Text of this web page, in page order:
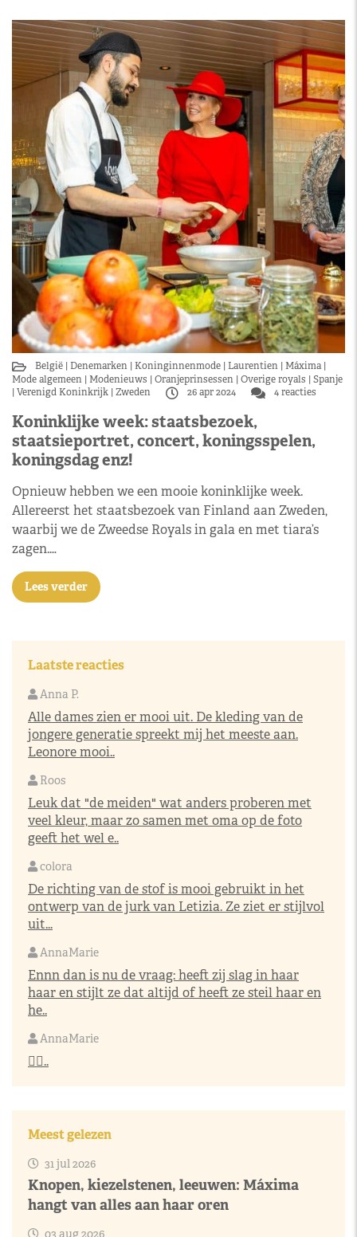
België Denemarken Koninginnenmode Laurentien Máxima
Mode algemeen Modenieuws Oranjeprinsessen Overige royals
Spanje
Verenigd Koninkrijk Zweden 26 apr 2024 4 reacties
Koninklijke week: staatsbezoek,
staatsieportret, concert, koningsspelen,
koningsdag enz!
Opnieuw hebben we een mooie koninklijke week.
Allereerst het staatsbezoek van Finland aan Zweden,
waarbij we de Zweedse Royals in gala en met tiara’s
zagen.…
Lees verder
Laatste reacties
Anna P.
Alle dames zien er mooi uit. De kleding van de
jongere generatie spreekt mij het meeste aan.
Leonore mooi..
Roos
Leuk dat "de meiden" wat anders proberen met
veel kleur, maar zo samen met oma op de foto
geeft het wel e..
colora
De richting van de stof is mooi gebruikt in het
ontwerp van de jurk van Letizia. Ze ziet er stijlvol
uit...
AnnaMarie
Ennn dan is nu de vraag: heeft zij slag in haar
haar en stijlt ze dat altijd of heeft ze steil haar en
he..
AnnaMarie
👌🏼..
Meest gelezen
31 jul 2026
Knopen, kiezelstenen, leeuwen: Máxima
hangt van alles aan haar oren
03 aug 2026